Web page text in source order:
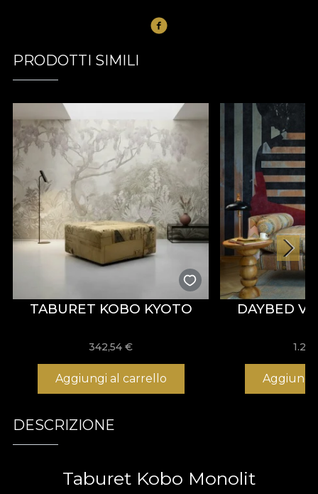
PRODOTTI SIMILI
TABURET KOBO KYOTO
342,54€
Aggiungi al carrello
DAYBED
Aggiungi
DESCRIZIONE
Taburet Kobo Monolit